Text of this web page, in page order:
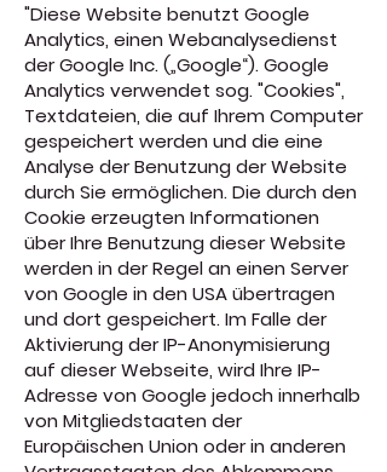
"Diese Website benutzt Google
Analytics, einen Webanalysedienst
der Google Inc. („Google“). Google
Analytics verwendet sog. "Cookies",
Textdateien, die auf Ihrem Computer
gespeichert werden und die eine
Analyse der Benutzung der Website
durch Sie ermöglichen. Die durch den
Cookie erzeugten Informationen
über Ihre Benutzung dieser Website
werden in der Regel an einen Server
von Google in den USA übertragen
und dort gespeichert. Im Falle der
Aktivierung der IP-Anonymisierung
auf dieser Webseite, wird Ihre IP-
Adresse von Google jedoch innerhalb
von Mitgliedstaaten der
Europäischen Union oder in anderen